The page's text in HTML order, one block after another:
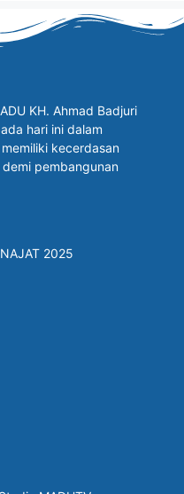
KH. Ahmad Badjuri
hari ini dalam
kecerdasan
pembangunan
2025